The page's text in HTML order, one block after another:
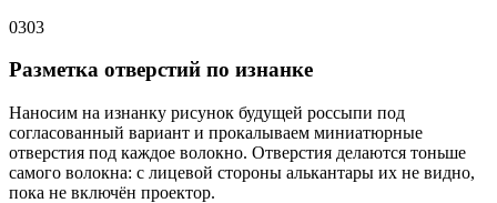
0303
Разметка отверстий по изнанке
Наносим на изнанку рисунок будущей россыпи под
согласованный вариант и прокалываем миниатюрные
отверстия под каждое волокно. Отверстия делаются тоньше
самого волокна: с лицевой стороны алькантары их не видно,
пока не включён проектор.